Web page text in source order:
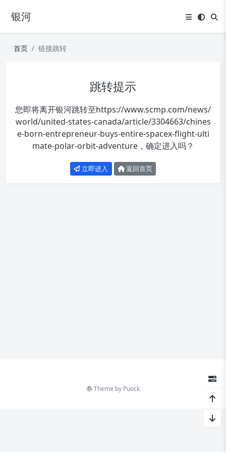
银河
首页 链接跳转
跳转提示
您即将离开银河跳转至https://www.scmp.com/news/
world/united-states-canada/article/3304663/chines
e-born-entrepreneur-buys-entire-spacex-flight-ulti
mate-polar-orbit-adventure，确定进入吗？
立即进入 返回首页
Theme by Puock